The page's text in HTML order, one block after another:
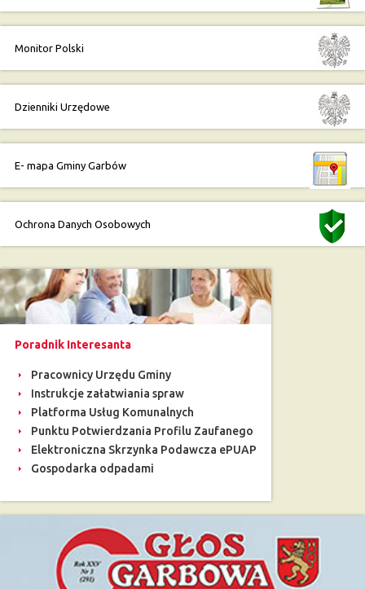
Monitor Polski
Dzienniki Urzędowe
E- mapa Gminy Garbów
Ochrona Danych Osobowych
Poradnik Interesanta
Pracownicy Urzędu Gminy
Instrukcje załatwiania spraw
Platforma Usług Komunalnych
Punktu Potwierdzania Profilu Zaufanego
Elektroniczna Skrzynka Podawcza ePUAP
Gospodarka odpadami